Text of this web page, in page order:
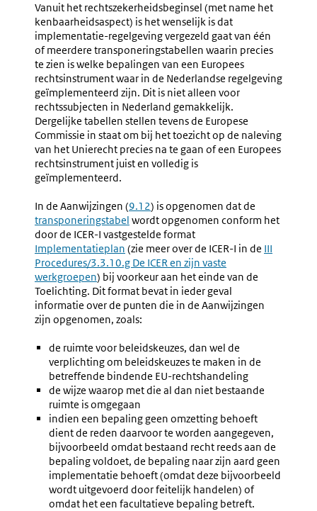
Vanuit het rechtszekerheidsbeginsel (met name het
kenbaarheidsaspect) is het wenselijk is dat
implementatie­-regelgeving vergezeld gaat van één
of meerdere transponeringstabellen waarin precies
te zien is welke bepalingen van een Europees
rechtsinstrument waar in de Nederlandse regelgeving
geïmplementeerd zijn. Dit is niet alleen voor
rechtssubjecten in Nederland gemakkelijk.
Dergelijke tabellen stellen tevens de Europese
Commissie in staat om bij het toezicht op de naleving
van het Unierecht precies na te gaan of een Europees
rechtsinstrument juist en volledig is
geïmplementeerd.
In de Aanwijzingen (9.12) is opgenomen dat de
transponeringstabel wordt opgenomen conform het
door de ICER-I vastgestelde format
Implementatieplan (zie meer over de ICER-I in de III
Procedures/3.3.10.g De ICER en zijn vaste
werkgroepen) bij voorkeur aan het einde van de
Toelichting. Dit format bevat in ieder geval
informatie over de punten die in de Aanwijzingen
zijn opgenomen, zoals:
de ruimte voor beleidskeuzes, dan wel de
verplichting om beleidskeuzes te maken in de
betreffende bindende EU-rechtshandeling
de wijze waarop met die al dan niet bestaande
ruimte is omgegaan
indien een bepaling geen omzetting behoeft
dient de reden daarvoor te worden aangegeven,
bijvoorbeeld omdat bestaand recht reeds aan de
bepaling voldoet, de bepaling naar zijn aard geen
implementatie behoeft (omdat deze bijvoorbeeld
wordt uitgevoerd door feitelijk handelen) of
omdat het een facultatieve bepaling betreft.